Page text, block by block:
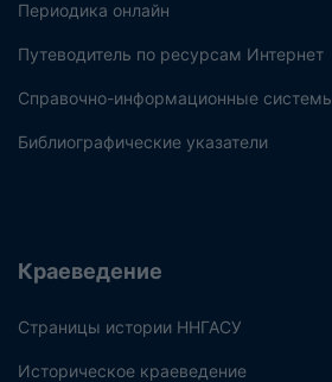
Периодика онлайн
Путеводитель по ресурсам Интернет
Справочно-информационные
Библиографические указатели
Краеведение
Страницы истории ННГАСУ
Историческое краеведение